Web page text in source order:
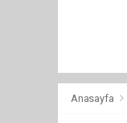
Anasayfa